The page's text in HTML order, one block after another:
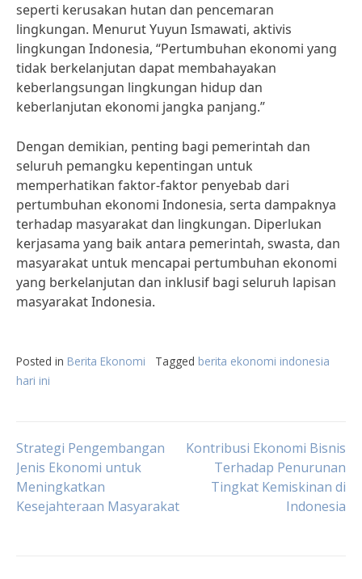
seperti kerusakan hutan dan pencemaran
lingkungan. Menurut Yuyun Ismawati, aktivis
lingkungan Indonesia, “Pertumbuhan ekonomi yang
tidak berkelanjutan dapat membahayakan
keberlangsungan lingkungan hidup dan
keberlanjutan ekonomi jangka panjang.”
Dengan demikian, penting bagi pemerintah dan
seluruh pemangku kepentingan untuk
memperhatikan faktor-faktor penyebab dari
pertumbuhan ekonomi Indonesia, serta dampaknya
terhadap masyarakat dan lingkungan. Diperlukan
kerjasama yang baik antara pemerintah, swasta, dan
masyarakat untuk mencapai pertumbuhan ekonomi
yang berkelanjutan dan inklusif bagi seluruh lapisan
masyarakat Indonesia.
Posted in Berita Ekonomi Tagged berita ekonomi indonesia
hari ini
Post
navigation
Strategi Pengembangan
Jenis Ekonomi untuk
Meningkatkan
Kesejahteraan Masyarakat
Kontribusi Ekonomi Bisnis
Terhadap Penurunan
Tingkat Kemiskinan di
Indonesia